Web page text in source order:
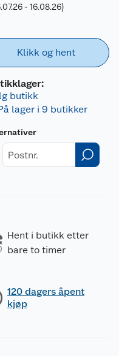
- 16.08.26)
Klikk og hent
butikk
lager i 9 butikker
Hent i butikk etter
bare to timer
120 dagers åpent
kjøp